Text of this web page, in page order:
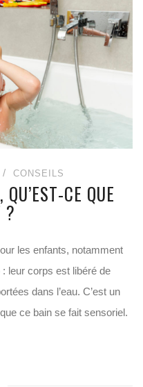
CONSEILS
CE QUE
?
les enfants, notamment
leur corps est libéré de
dans l’eau. C’est un
ce bain se fait sensoriel.